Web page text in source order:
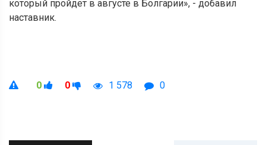
который пройдет в августе в Болгарии», - добавил
наставник.
0 0 1 578 0